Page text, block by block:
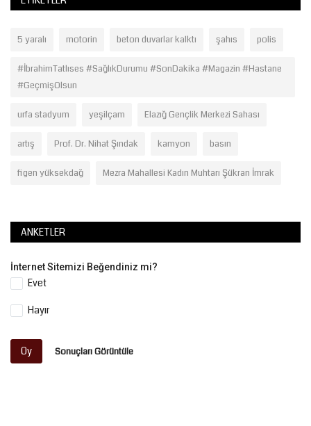
5 yaralı motorin beton duvarlar kalktı şahıs polis
#İbrahimTatlıses #SağlıkDurumu #SonDakika #Magazin #Hastane
#GeçmişOlsun
urfa stadyum yeşilçam Elazığ Gençlik Merkezi Sahası
artış Prof. Dr. Nihat Şındak kamyon basın
figen yüksekdağ Mezra Mahallesi Kadın Muhtarı Şükran İmrak
ANKETLER
İnternet Sitemizi Beğendiniz mi?
Evet
Hayır
Oy Sonuçları Görüntüle